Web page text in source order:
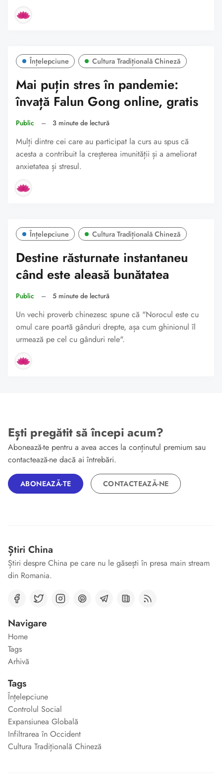
Înțelepciune Cultura Tradițională Chineză
Mai puțin stres în pandemie:
învață Falun Gong online, gratis
Public – 3 minute de lectură
Mulți dintre cei care au participat la curs au spus că
acesta a contribuit la creșterea imunității și a ameliorat
anxietatea și stresul.
Înțelepciune Cultura Tradițională Chineză
Destine răsturnate instantaneu
când este aleasă bunătatea
Public – 5 minute de lectură
Un vechi proverb chinezesc spune că "Norocul este cu
omul care poartă gânduri drepte, așa cum ghinionul îl
urmează pe cel cu gânduri rele".
Ești pregătit să începi acum?
Abonează-te pentru a avea acces la conținutul premium sau
contactează-ne dacă ai întrebări.
ABONEAZĂ-TE CONTACTEAZĂ-NE
Știri China
Știri despre China pe care nu le găsești în presa main stream
din Romania.
Navigare
Home
Tags
Arhivă
Tags
Înțelepciune
Controlul Social
Expansiunea Globală
Infiltrarea în Occident
Cultura Tradițională Chineză